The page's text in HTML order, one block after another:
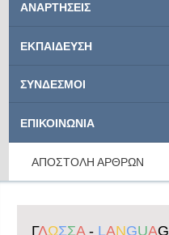
ΑΝΑΡΤΗΣΕΙΣ
ΕΚΠΑΙΔΕΥΣΗ
ΣΥΝΔΕΣΜΟΙ
ΕΠΙΚΟΙΝΩΝΙΑ
ΑΠΟΣΤΟΛΗ ΑΡΘΡΩΝ
ΓΛΩΣΣΑ - LANGUAG